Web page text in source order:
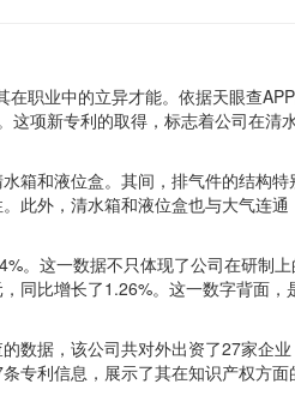
职业中的立异才能。依据天眼查
项新专利的取得，标志着公司在清
和液位盒。其间，排气件的结构特
此外，清水箱和液位盒也与大气连
这一数据不只体现了公司在研制上
同比增长了1.26%。这一数字背面，
据，该公司共对外出资了27家企业
专利信息，展示了其在知识产权方面